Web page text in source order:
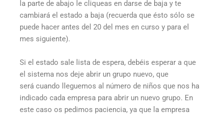
la parte de abajo le cliqueas en darse de baja y te
cambiará el estado a baja (recuerda que ésto sólo se
puede hacer antes del 20 del mes en curso y para el
mes siguiente).
Si el estado sale lista de espera, debéis esperar a que
el sistema nos deje abrir un grupo nuevo, que
será cuando lleguemos al número de niños que nos ha
indicado cada empresa para abrir un nuevo grupo. En
este caso os pedimos paciencia, ya que la empresa